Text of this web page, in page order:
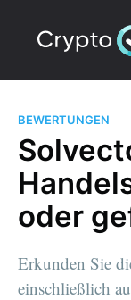
BEWERTUNGEN
oder
Erkunden Sie
einschließlich